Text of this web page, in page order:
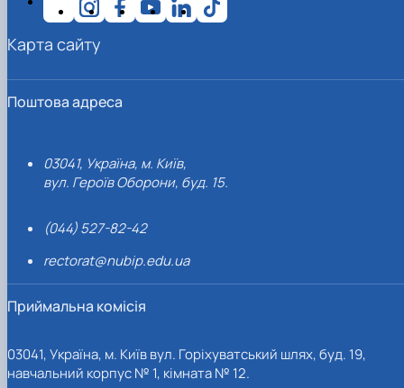
Поштова адреса
03041, Україна, м. Київ,
вул. Героїв Оборони, буд. 15.
(044) 527-82-42
rectorat@nubip.edu.ua
Приймальна комісія
03041, Україна, м. Київ вул. Горіхуватський шлях, буд. 19,
навчальний корпус № 1, кімната № 12.
Карта сайту